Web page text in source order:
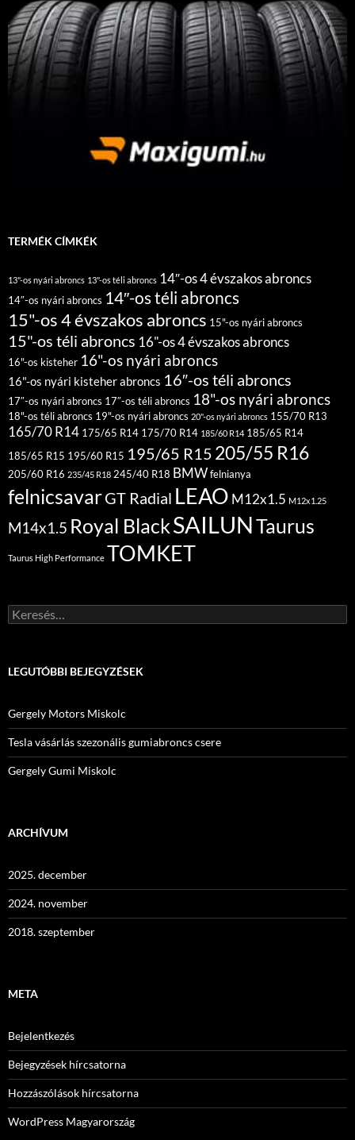
TERMÉK CÍMKÉK
13"-os nyári abroncs 13"-os téli abroncs 14″-os 4 évszakos abroncs
14″-os nyári abroncs 14″-os téli abroncs
15"-os 4 évszakos abroncs 15"-os nyári abroncs
15"-os téli abroncs 16"-os 4 évszakos abroncs
16"-os kisteher 16"-os nyári abroncs
16"-os nyári kisteher abroncs 16″-os téli abroncs
17″-os nyári abroncs 17″-os téli abroncs 18"-os nyári abroncs
18"-os téli abroncs 19"-os nyári abroncs 20"-os nyári abroncs 155/70 R13
165/70 R14 175/65 R14 175/70 R14 185/60 R14 185/65 R14
185/65 R15 195/60 R15 195/65 R15 205/55 R16
205/60 R16 235/45 R18 245/40 R18 BMWfelnianya
felnicsavarGT Radial LEAO M12x1.5 M12x1.25
M14x1.5 Royal BlackSAILUNTaurus
Taurus High Performance TOMKET
Keresés:
LEGUTÓBBI BEJEGYZÉSEK
Gergely Motors Miskolc
Tesla vásárlás szezonális gumiabroncs csere
Gergely Gumi Miskolc
ARCHÍVUM
2025. december
2024. november
2018. szeptember
META
Bejelentkezés
Bejegyzések hírcsatorna
Hozzászólások hírcsatorna
WordPress Magyarország